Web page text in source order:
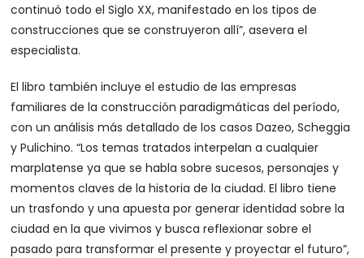
continuó todo el Siglo XX, manifestado en los tipos de
construcciones que se construyeron allí”, asevera el
especialista.
El libro también incluye el estudio de las empresas
familiares de la construcción paradigmáticas del período,
con un análisis más detallado de los casos Dazeo, Scheggia
y Pulichino. “Los temas tratados interpelan a cualquier
marplatense ya que se habla sobre sucesos, personajes y
momentos claves de la historia de la ciudad. El libro tiene
un trasfondo y una apuesta por generar identidad sobre la
ciudad en la que vivimos y busca reflexionar sobre el
pasado para transformar el presente y proyectar el futuro”,